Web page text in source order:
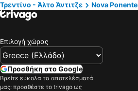
Τρεντίνο - Άλτο Άντιτζε
Nova Ponente
Επιλογή χώρας
Προσθήκη στο Google
Βρείτε εύκολα τα αποτελέσματά
μας: προσθέστε το trivago ως